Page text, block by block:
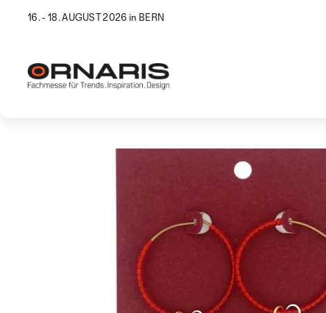
16. - 18. AUGUST 2026 in BERN